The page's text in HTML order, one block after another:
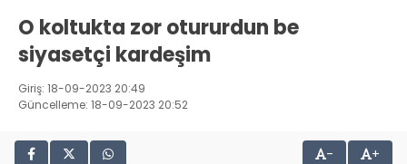
O koltukta zor otururdun be
siyasetçi kardeşim
Giriş: 18-09-2023 20:49
Güncelleme: 18-09-2023 20:52
- +